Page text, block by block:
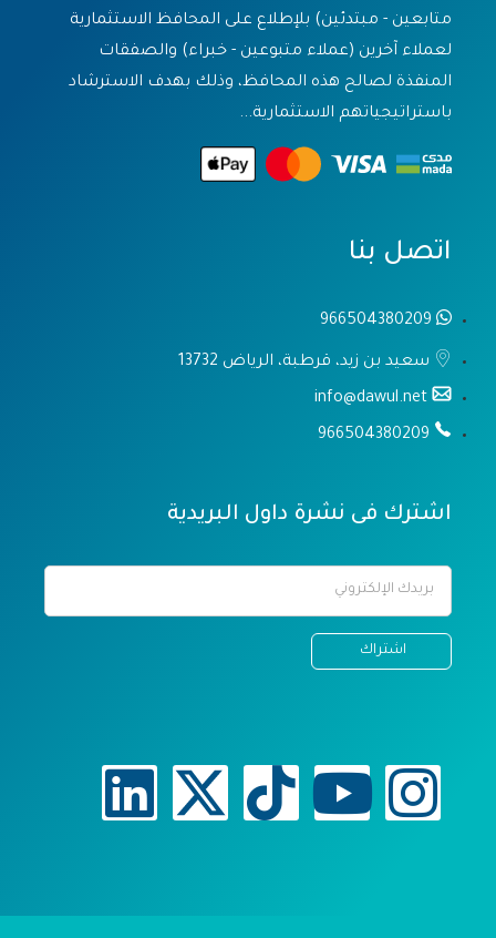
متابعين - مبتدئين) بلإطلاع على المحافظ الاستثمارية
لعملاء آخرين (عملاء متبوعين - خبراء) والصفقات
المنفذة لصالح هذه المحافظ، وذلك بهدف الاسترشاد
باستراتيجياتهم الاستثمارية...
اتصل بنا
966504380209
سعيد بن زيد، قرطبة، الرياض 13732
info@dawul.net
966504380209
اشترك فى نشرة داول البريدية